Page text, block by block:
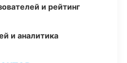
и рейтинг
и аналитика